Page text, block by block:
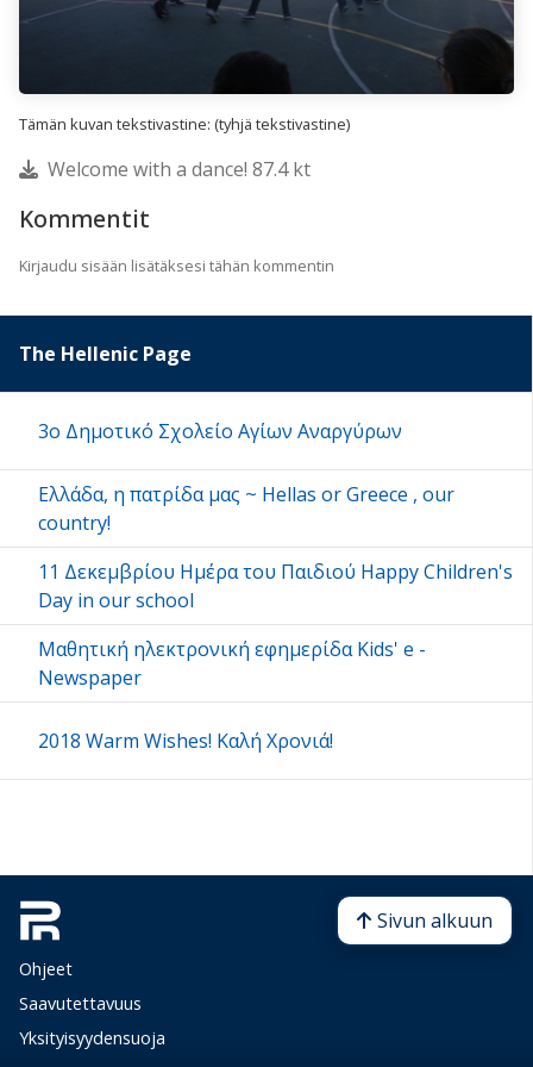
Tämän kuvan tekstivastine: (tyhjä tekstivastine)
Welcome with a dance! 87.4 kt
Kommentit
Kirjaudu sisään lisätäksesi tähän kommentin
The Hellenic Page
3ο Δημοτικό Σχολείο Αγίων Αναργύρων
Eλλάδα, η πατρίδα μας ~ Hellas or Greece , our
country!
11 Δεκεμβρίου Ημέρα του Παιδιού Happy Children's
Day in our school
Μαθητική ηλεκτρονική εφημερίδα Kids' e -
Newspaper
2018 Warm Wishes! Kαλή Χρονιά!
Ohjeet
Saavutettavuus
Yksityisyydensuoja
Sivun alkuun